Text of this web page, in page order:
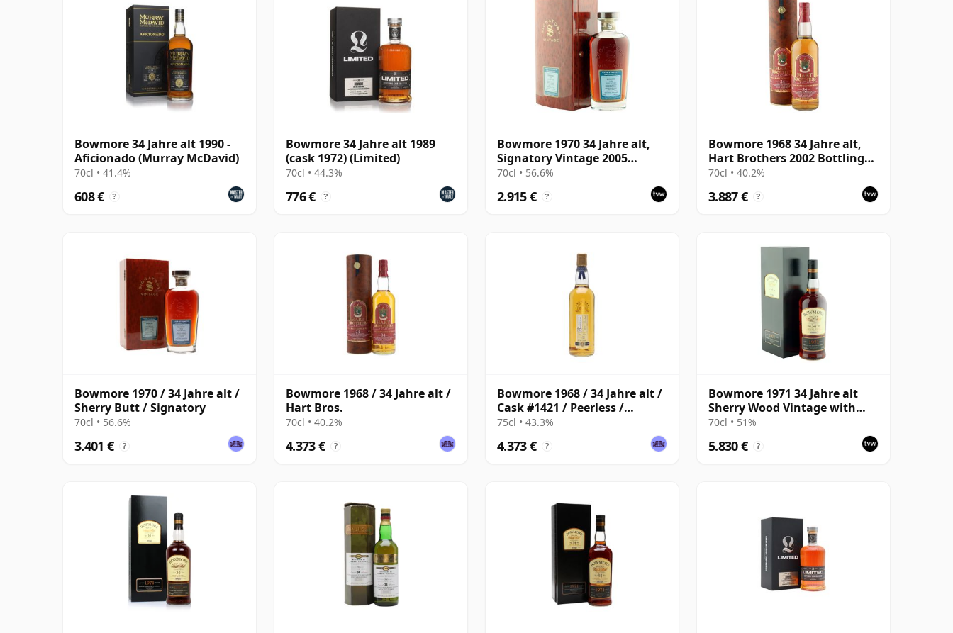
Bowmore 34 Jahre alt 1990 -
Aficionado (Murray McDavid)
70cl • 41.4%
608 € ?
Bowmore 34 Jahre alt 1989
(cask 1972) (Limited)
70cl • 44.3%
776 € ?
Bowmore 1970 34 Jahre alt,
Signatory Vintage 2005
Bottling with Box
70cl • 56.6%
2.915 € ?
Bowmore 1968 34 Jahre alt,
Hart Brothers 2002 Bottling
with Tube
70cl • 40.2%
3.887 € ?
Bowmore 1970 / 34 Jahre alt /
Sherry Butt / Signatory
70cl • 56.6%
3.401 € ?
Bowmore 1968 / 34 Jahre alt /
Hart Bros.
70cl • 40.2%
4.373 € ?
Bowmore 1968 / 34 Jahre alt /
Cask #1421 / Peerless /
Duncan Taylor
75cl • 43.3%
4.373 € ?
Bowmore 1971 34 Jahre alt
Sherry Wood Vintage with
Presentation Case
70cl • 51%
5.830 € ?